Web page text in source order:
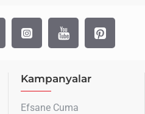
Kampanyalar
Efsane Cuma